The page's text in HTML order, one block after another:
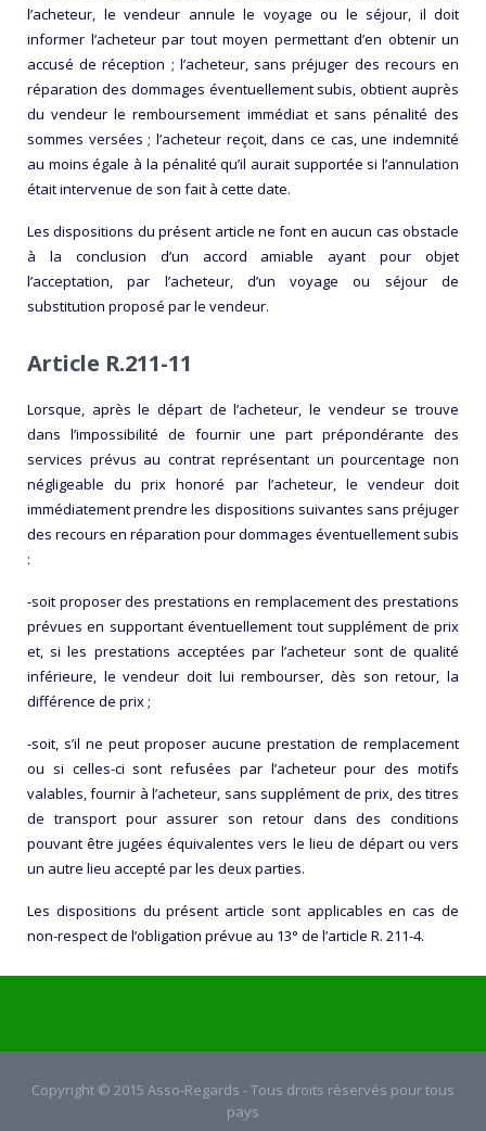
l’acheteur, le vendeur annule le voyage ou le séjour, il doit
informer l’acheteur par tout moyen permettant d’en obtenir un
accusé de réception ; l’acheteur, sans préjuger des recours en
réparation des dommages éventuellement subis, obtient auprès
du vendeur le remboursement immédiat et sans pénalité des
sommes versées ; l’acheteur reçoit, dans ce cas, une indemnité
au moins égale à la pénalité qu’il aurait supportée si l’annulation
était intervenue de son fait à cette date.
Les dispositions du présent article ne font en aucun cas obstacle
à la conclusion d’un accord amiable ayant pour objet
l’acceptation, par l’acheteur, d’un voyage ou séjour de
substitution proposé par le vendeur.
Article R.211-11
Lorsque, après le départ de l’acheteur, le vendeur se trouve
dans l’impossibilité de fournir une part prépondérante des
services prévus au contrat représentant un pourcentage non
négligeable du prix honoré par l’acheteur, le vendeur doit
immédiatement prendre les dispositions suivantes sans préjuger
des recours en réparation pour dommages éventuellement subis
:
-soit proposer des prestations en remplacement des prestations
prévues en supportant éventuellement tout supplément de prix
et, si les prestations acceptées par l’acheteur sont de qualité
inférieure, le vendeur doit lui rembourser, dès son retour, la
différence de prix ;
-soit, s’il ne peut proposer aucune prestation de remplacement
ou si celles-ci sont refusées par l’acheteur pour des motifs
valables, fournir à l’acheteur, sans supplément de prix, des titres
de transport pour assurer son retour dans des conditions
pouvant être jugées équivalentes vers le lieu de départ ou vers
un autre lieu accepté par les deux parties.
Les dispositions du présent article sont applicables en cas de
non-respect de l’obligation prévue au 13° de l’article R. 211-4.
Copyright © 2015 Asso-Regards - Tous droits réservés pour tous
pays